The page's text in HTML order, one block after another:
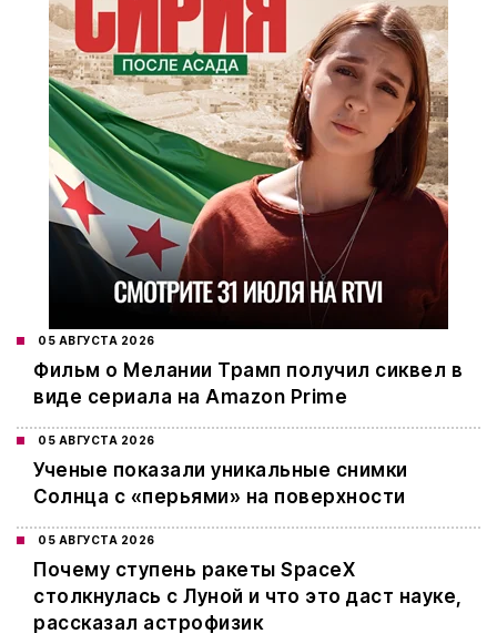
05 АВГУСТА 2026
Фильм о Мелании Трамп получил сиквел в
виде сериала на Amazon Prime
05 АВГУСТА 2026
Ученые показали уникальные снимки
Солнца с «перьями» на поверхности
05 АВГУСТА 2026
Почему ступень ракеты SpaceX
столкнулась с Луной и что это даст науке,
рассказал астрофизик